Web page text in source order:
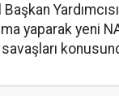
yaparak yeni